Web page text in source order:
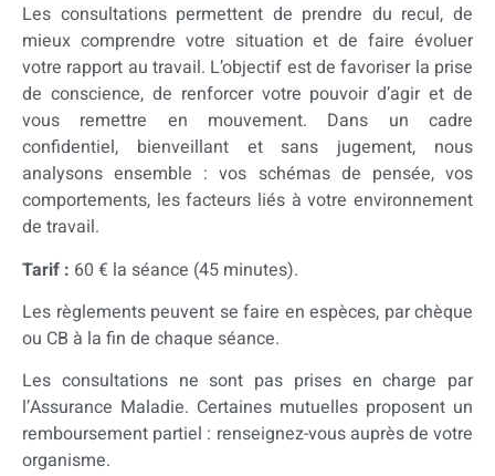
Les consultations permettent de prendre du recul, de
mieux comprendre votre situation et de faire évoluer
votre rapport au travail. L’objectif est de favoriser la prise
de conscience, de renforcer votre pouvoir d’agir et de
vous remettre en mouvement. Dans un cadre
confidentiel, bienveillant et sans jugement, nous
analysons ensemble :vos schémas de pensée,vos
comportements, les facteurs liés à votre environnement
de travail.
Tarif : 60 € la séance (45 minutes).
Les règlements peuvent se faire en espèces, par chèque
ou CB à la fin de chaque séance.
Les consultations ne sont pas prises en charge par
l’Assurance Maladie. Certaines mutuelles proposent un
remboursement partiel : renseignez-vous auprès de votre
organisme.